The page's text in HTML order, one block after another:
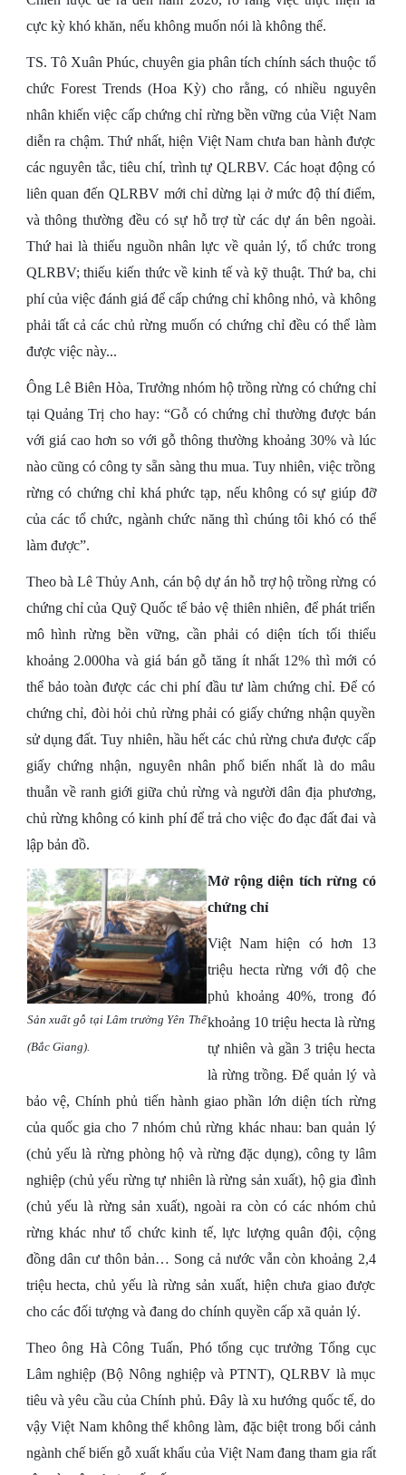
cực kỳ khó khăn, nếu không muốn nói là không thể.
TS. Tô Xuân Phúc, chuyên gia phân tích chính sách thuộc tổ
chức Forest Trends (Hoa Kỳ) cho rằng, có nhiều nguyên
nhân khiến việc cấp chứng chỉ rừng bền vững của Việt Nam
diễn ra chậm. Thứ nhất, hiện Việt Nam chưa ban hành được
các nguyên tắc, tiêu chí, trình tự QLRBV. Các hoạt động có
liên quan đến QLRBV mới chỉ dừng lại ở mức độ thí điểm,
và thông thường đều có sự hỗ trợ từ các dự án bên ngoài.
Thứ hai là thiếu nguồn nhân lực về quản lý, tổ chức trong
QLRBV; thiếu kiến thức về kinh tế và kỹ thuật. Thứ ba, chi
phí của việc đánh giá để cấp chứng chỉ không nhỏ, và không
phải tất cả các chủ rừng muốn có chứng chỉ đều có thể làm
được việc này...
Ông Lê Biên Hòa, Trưởng nhóm hộ trồng rừng có chứng chỉ
tại Quảng Trị cho hay: “Gỗ có chứng chỉ thường được bán
với giá cao hơn so với gỗ thông thường khoảng 30% và lúc
nào cũng có công ty sẵn sàng thu mua. Tuy nhiên, việc trồng
rừng có chứng chỉ khá phức tạp, nếu không có sự giúp đỡ
của các tổ chức, ngành chức năng thì chúng tôi khó có thể
làm được”.
Theo bà Lê Thủy Anh, cán bộ dự án hỗ trợ hộ trồng rừng có
chứng chỉ của Quỹ Quốc tế bảo vệ thiên nhiên, để phát triển
mô hình rừng bền vững, cần phải có diện tích tối thiểu
khoảng 2.000ha và giá bán gỗ tăng ít nhất 12% thì mới có
thể bảo toàn được các chi phí đầu tư làm chứng chỉ. Để có
chứng chỉ, đòi hỏi chủ rừng phải có giấy chứng nhận quyền
sử dụng đất. Tuy nhiên, hầu hết các chủ rừng chưa được cấp
giấy chứng nhận, nguyên nhân phổ biến nhất là do mâu
thuẫn về ranh giới giữa chủ rừng và người dân địa phương,
chủ rừng không có kinh phí để trả cho việc đo đạc đất đai và
lập bản đồ.
Sản xuất gỗ tại Lâm trường Yên Thế
(Bắc Giang).
Mở rộng diện tích rừng có
chứng chỉ
Việt Nam hiện có hơn 13
triệu hecta rừng với độ che
phủ khoảng 40%, trong đó
khoảng 10 triệu hecta là rừng
tự nhiên và gần 3 triệu hecta
là rừng trồng. Để quản lý và
bảo vệ, Chính phủ tiến hành giao phần lớn diện tích rừng
của quốc gia cho 7 nhóm chủ rừng khác nhau: ban quản lý
(chủ yếu là rừng phòng hộ và rừng đặc dụng), công ty lâm
nghiệp (chủ yếu rừng tự nhiên là rừng sản xuất), hộ gia đình
(chủ yếu là rừng sản xuất), ngoài ra còn có các nhóm chủ
rừng khác như tổ chức kinh tế, lực lượng quân đội, cộng
đồng dân cư thôn bản… Song cả nước vẫn còn khoảng 2,4
triệu hecta, chủ yếu là rừng sản xuất, hiện chưa giao được
cho các đối tượng và đang do chính quyền cấp xã quản lý.
Theo ông Hà Công Tuấn, Phó tổng cục trưởng Tổng cục
Lâm nghiệp (Bộ Nông nghiệp và PTNT), QLRBV là mục
tiêu và yêu cầu của Chính phủ. Đây là xu hướng quốc tế, do
vậy Việt Nam không thể không làm, đặc biệt trong bối cảnh
ngành chế biến gỗ xuất khẩu của Việt Nam đang tham gia rất